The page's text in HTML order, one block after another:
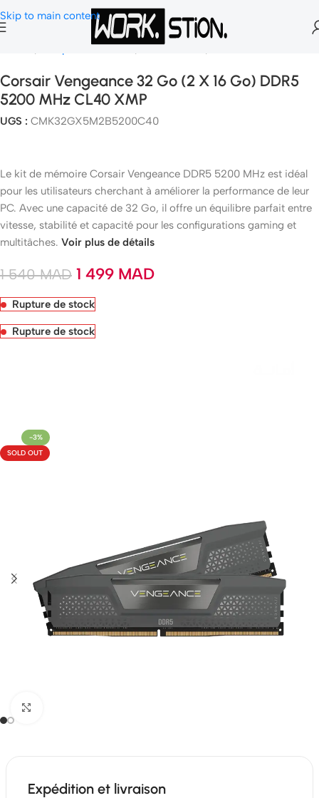
Skip to main content
Composants Gamer Mémoire Ram
Corsair Vengeance 32 Go (2 X 16 Go) DDR5
5200 MHz CL40 XMP
UGS : CMK32GX5M2B5200C40
Le kit de mémoire Corsair Vengeance DDR5 5200 MHz est idéal
pour les utilisateurs cherchant à améliorer la performance de leur
PC. Avec une capacité de 32 Go, il offre un équilibre parfait entre
vitesse, stabilité et capacité pour les configurations gaming et
multitâches. Voir plus de détails
1 540MAD 1 499 MAD
Rupture de stock
Rupture de stock
-3%
SOLD OUT
Expédition et livraison